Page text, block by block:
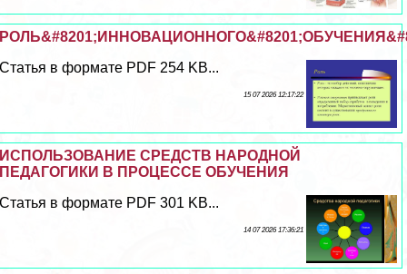
Статья в формате PDF 254 KB...
15 07 2026 12:17:22
ИСПОЛЬЗОВАНИЕ СРЕДСТВ НАРОДНОЙ
ПЕДАГОГИКИ В ПРОЦЕССЕ ОБУЧЕНИЯ
Статья в формате PDF 301 KB...
14 07 2026 17:36:21